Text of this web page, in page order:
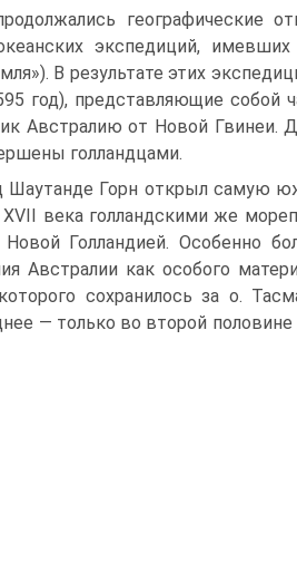
географиче­ские
экспедиций,
В результате этих
год), представляющие
Австралию от Новой
голландцами.
Шаутанде Горн открыл самую
века голланд­скими же
Голлан­дией. Особенно
Австралии как особого
со­хранилось за о.
— толь­ко во второй